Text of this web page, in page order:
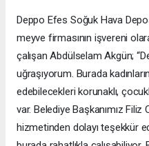
Deppo Efes Soğuk Hava
meyve firmasının işvereni
çalışan Abdülselam Akgün;
uğraşıyorum. Burada
edebilecekleri korunaklı,
var. Belediye Başkanımız Filiz
hizmetinden dolayı teşekkür